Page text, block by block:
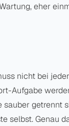
eher
nicht bei
Aufgabe
sauber getrennt
selbst. Genau